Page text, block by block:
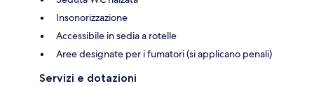
Insonorizzazione
Accessibile in sedia a rotelle
Aree designate per i fumatori (si applicano penali)
Servizi e dotazioni